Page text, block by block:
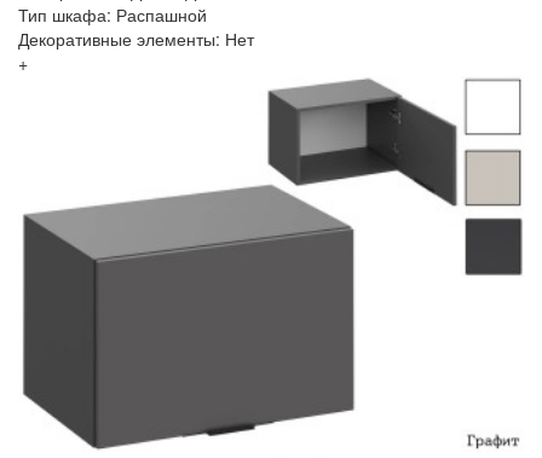
Тип шкафа: Распашной
Декоративные элементы: Нет
+